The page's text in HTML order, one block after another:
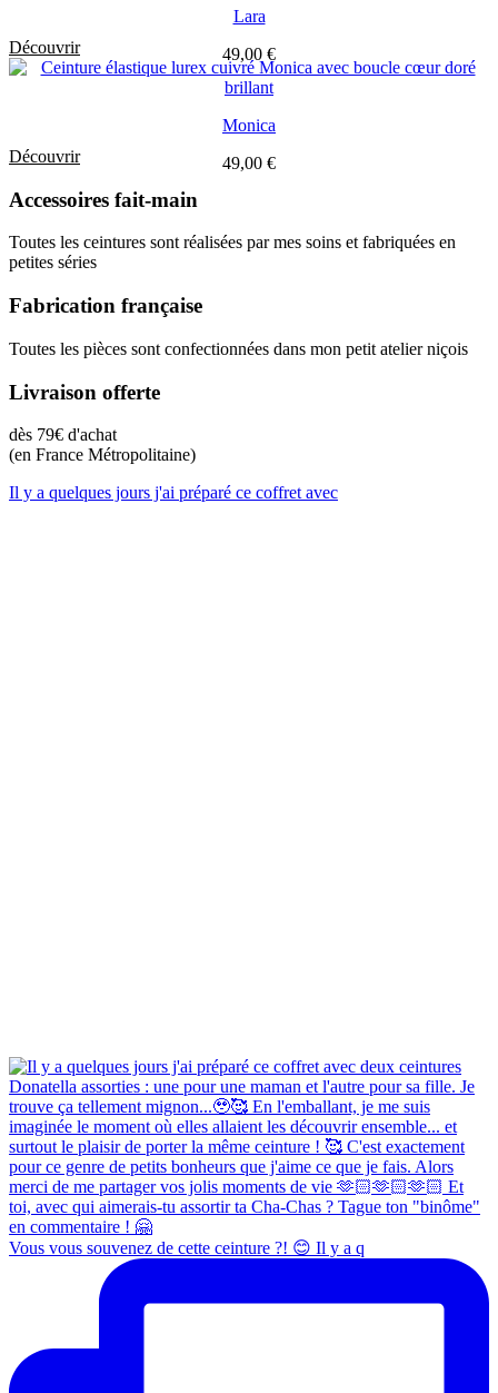
Lara
49,00 €
Découvrir
Monica
49,00 €
Découvrir
Accessoires fait-main
Toutes les ceintures sont réalisées par mes soins et fabriquées en
petites séries
Fabrication française
Toutes les pièces sont confectionnées dans mon petit atelier niçois
Livraison offerte
dès 79€ d'achat
(en France Métropolitaine)
Il y a quelques jours j'ai préparé ce coffret avec
Vous vous souvenez de cette ceinture ?! 😊 Il y a q